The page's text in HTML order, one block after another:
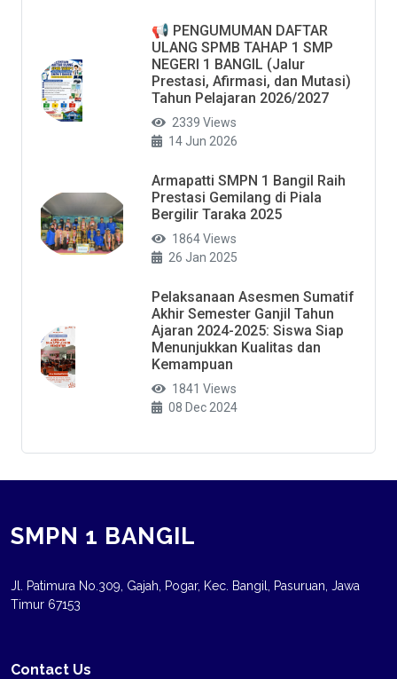
📢 PENGUMUMAN DAFTAR
ULANG SPMB TAHAP 1 SMP
NEGERI 1 BANGIL (Jalur
Prestasi, Afirmasi, dan Mutasi)
Tahun Pelajaran 2026/2027
2339 Views
14 Jun 2026
Armapatti SMPN 1 Bangil Raih
Prestasi Gemilang di Piala
Bergilir Taraka 2025
1864 Views
26 Jan 2025
Pelaksanaan Asesmen Sumatif
Akhir Semester Ganjil Tahun
Ajaran 2024-2025: Siswa Siap
Menunjukkan Kualitas dan
Kemampuan
1841 Views
08 Dec 2024
SMPN 1 BANGIL
Jl. Patimura No.309, Gajah, Pogar, Kec. Bangil, Pasuruan, Jawa
Timur 67153
Contact Us